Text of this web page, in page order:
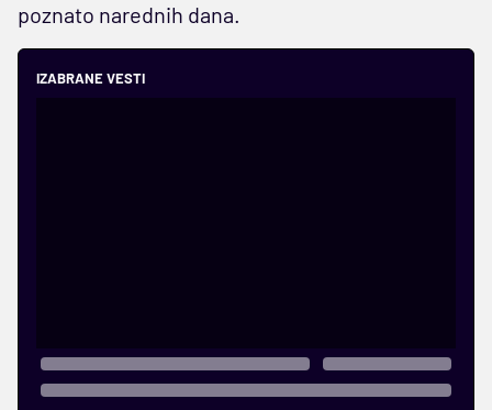
poznato narednih dana.
IZABRANE VESTI